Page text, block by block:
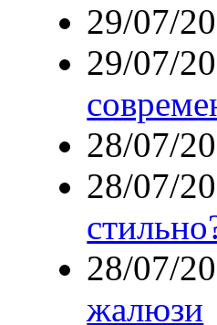
29/07/
29/07/
28/07/
28/07/
28/07/
жалюзи